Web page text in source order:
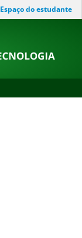
Espaço do estudante